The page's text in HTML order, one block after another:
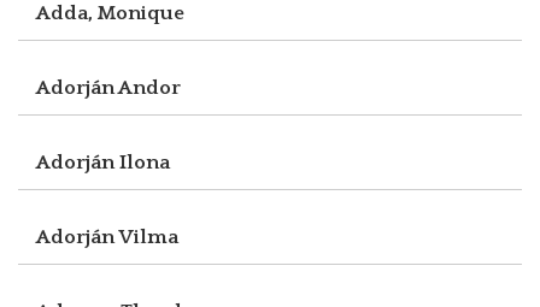
Adda, Monique
Adorján Andor
Adorján Ilona
Adorján Vilma